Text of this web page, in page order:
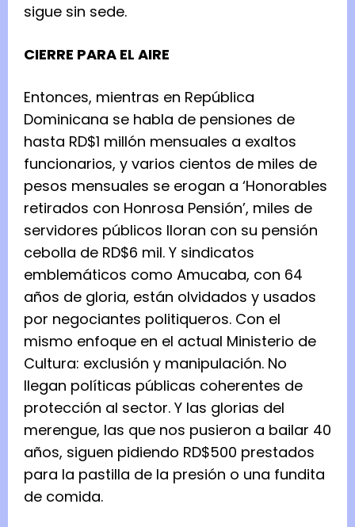
sigue sin sede.
CIERRE PARA EL AIRE
Entonces, mientras en República
Dominicana se habla de pensiones de
hasta RD$1 millón mensuales a exaltos
funcionarios, y varios cientos de miles de
pesos mensuales se erogan a ‘Honorables
retirados con Honrosa Pensión’, miles de
servidores públicos lloran con su pensión
cebolla de RD$6 mil. Y sindicatos
emblemáticos como Amucaba, con 64
años de gloria, están olvidados y usados
por negociantes politiqueros. Con el
mismo enfoque en el actual Ministerio de
Cultura: exclusión y manipulación. No
llegan políticas públicas coherentes de
protección al sector. Y las glorias del
merengue, las que nos pusieron a bailar 40
años, siguen pidiendo RD$500 prestados
para la pastilla de la presión o una fundita
de comida.